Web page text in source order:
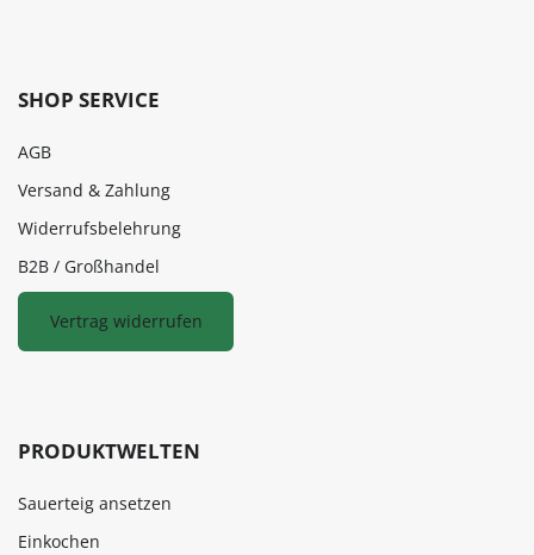
SHOP SERVICE
AGB
Versand & Zahlung
Widerrufsbelehrung
B2B / Großhandel
Vertrag widerrufen
PRODUKTWELTEN
Sauerteig ansetzen
Einkochen